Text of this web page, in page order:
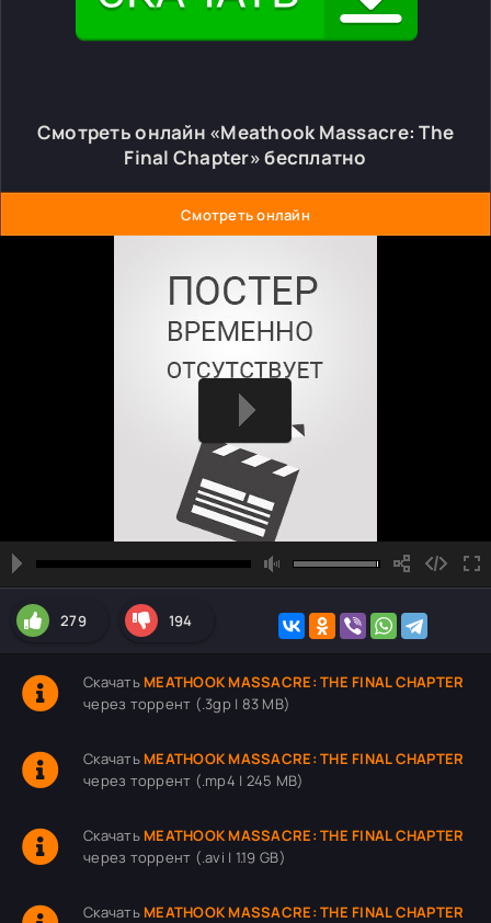
Смотреть онлайн «Meathook Massacre: The
Final Chapter» бесплатно
Смотреть онлайн
279 194
Скачать MEATHOOK MASSACRE: THE FINAL CHAPTER
через торрент (.3gp | 83 MB)
Скачать MEATHOOK MASSACRE: THE FINAL CHAPTER
через торрент (.mp4 | 245 MB)
Скачать MEATHOOK MASSACRE: THE FINAL CHAPTER
через торрент (.avi | 1.19 GB)
Скачать MEATHOOK MASSACRE: THE FINAL CHAPTER